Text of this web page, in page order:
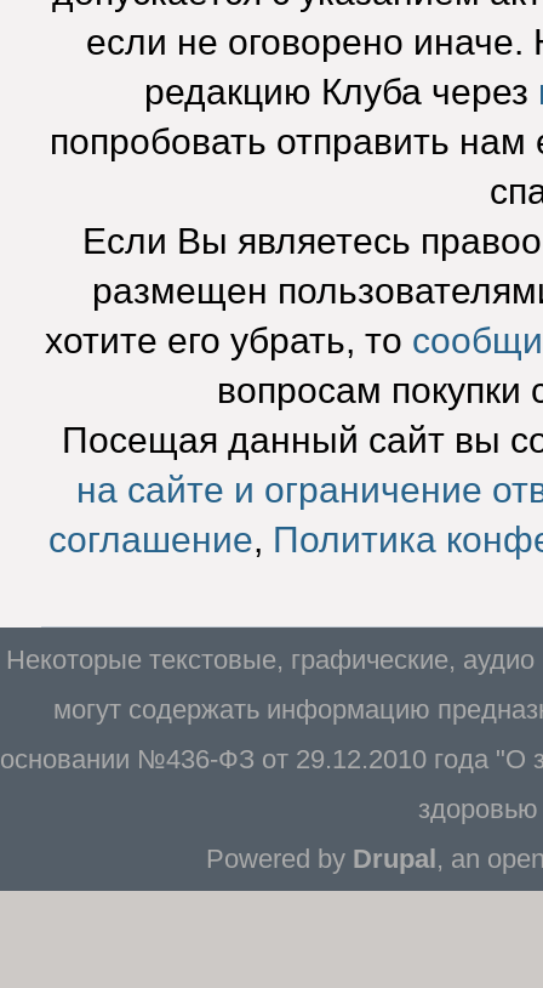
если не оговорено
редакцию Клуба через
попробовать отправить нам
Если Вы являетесь
размещен
хотите его убрать, то
вопросам покупки
Посещая данный сайт вы
на сайте и ограничение
соглашение, Политика
Некоторые текстовые, графические,
могут содержать информацию
основании №436-ФЗ от 29.12.2010 года "О
Powered by Drupal , an